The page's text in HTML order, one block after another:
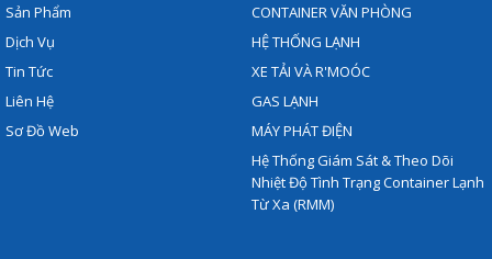
Sản Phẩm
Dịch Vụ
Tin Tức
Liên Hệ
Sơ Đồ Web
CONTAINER VĂN PHÒNG
HỆ THỐNG LẠNH
XE TẢI VÀ R'MOÓC
GAS LẠNH
MÁY PHÁT ĐIỆN
Hệ Thống Giám Sát & Theo Dõi
Nhiệt Độ Tình Trạng Container Lạnh
Từ Xa (RMM)